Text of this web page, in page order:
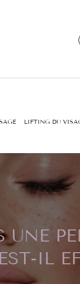
LIFTING DU
UNE
IL